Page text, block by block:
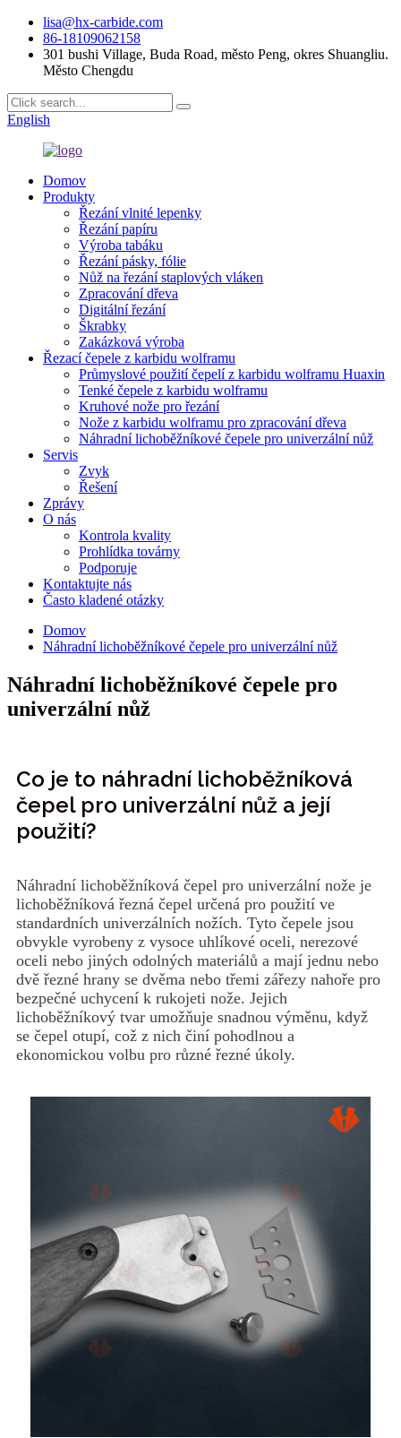
lisa@hx-carbide.com
86-18109062158
301 bushi Village, Buda Road, město Peng, okres Shuangliu.
Město Chengdu
English
Domov
Produkty
Řezání vlnité lepenky
Řezání papíru
Výroba tabáku
Řezání pásky, fólie
Nůž na řezání staplových vláken
Zpracování dřeva
Digitální řezání
Škrabky
Zakázková výroba
Řezací čepele z karbidu wolframu
Průmyslové použití čepelí z karbidu wolframu Huaxin
Tenké čepele z karbidu wolframu
Kruhové nože pro řezání
Nože z karbidu wolframu pro zpracování dřeva
Náhradní lichoběžníkové čepele pro univerzální nůž
Servis
Zvyk
Řešení
Zprávy
O nás
Kontrola kvality
Prohlídka továrny
Podporuje
Kontaktujte nás
Často kladené otázky
Domov
Náhradní lichoběžníkové čepele pro univerzální nůž
Náhradní lichoběžníkové čepele pro
univerzální nůž
Co je to náhradní lichoběžníková
čepel pro univerzální nůž a její
použití?
Náhradní lichoběžníková čepel pro univerzální nože je
lichoběžníková řezná čepel určená pro použití ve
standardních univerzálních nožích. Tyto čepele jsou
obvykle vyrobeny z vysoce uhlíkové oceli, nerezové
oceli nebo jiných odolných materiálů a mají jednu nebo
dvě řezné hrany se dvěma nebo třemi zářezy nahoře pro
bezpečné uchycení k rukojeti nože. Jejich
lichoběžníkový tvar umožňuje snadnou výměnu, když
se čepel otupí, což z nich činí pohodlnou a
ekonomickou volbu pro různé řezné úkoly.